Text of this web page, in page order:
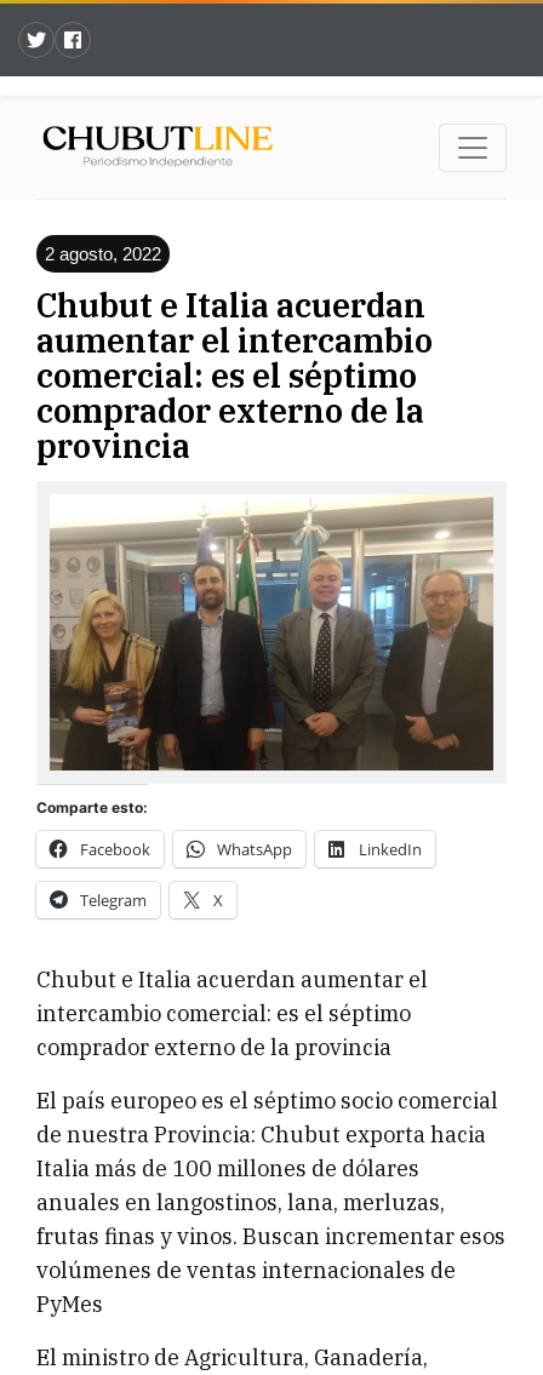
2 agosto, 2022
Chubut e Italia acuerdan
aumentar el intercambio
comercial: es el séptimo
comprador externo de la
provincia
Comparte esto:
Facebook WhatsApp LinkedIn
Telegram X
Chubut e Italia acuerdan aumentar el
intercambio comercial: es el séptimo
comprador externo de la provincia
El país europeo es el séptimo socio comercial
de nuestra Provincia: Chubut exporta hacia
Italia más de 100 millones de dólares
anuales en langostinos, lana, merluzas,
frutas finas y vinos. Buscan incrementar esos
volúmenes de ventas internacionales de
PyMes
El ministro de Agricultura, Ganadería,